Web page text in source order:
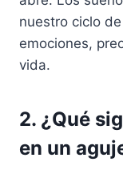
nuestro ciclo
emociones,
vida.
2. ¿Qué
en un